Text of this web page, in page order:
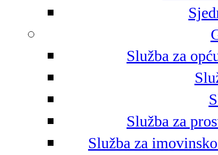
Služba za
Služba za
Služba za